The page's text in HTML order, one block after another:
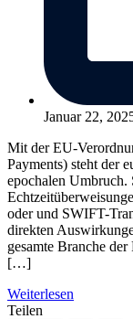
Januar 22,
Mit der EU-
Payments) steht der
epochalen Umbruch.
oder und SWIFT-
direkten
gesamte Branche
[…]
Weiterlesen
Teilen